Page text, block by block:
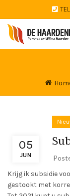
05
JUN
Krijg ik subsidie
gestookt met